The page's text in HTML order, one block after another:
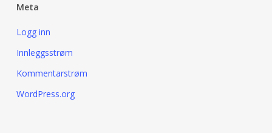
Meta
Logg inn
Innleggsstrøm
Kommentarstrøm
WordPress.org